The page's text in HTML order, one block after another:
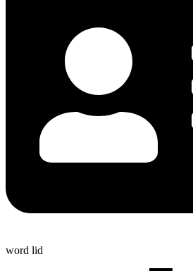
word lid